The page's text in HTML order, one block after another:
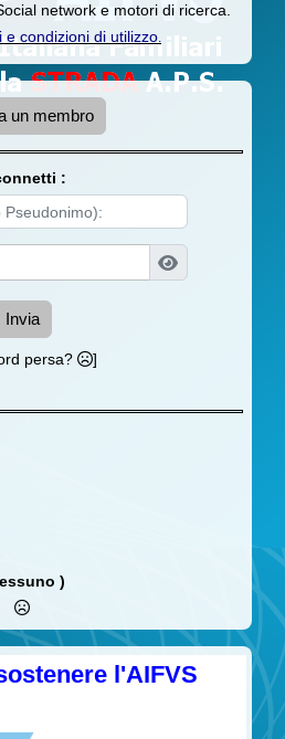
network e motori di ricerca.
e condizioni di utilizzo.
un membro
:
Invia
persa? ]
)
l'AIFVS